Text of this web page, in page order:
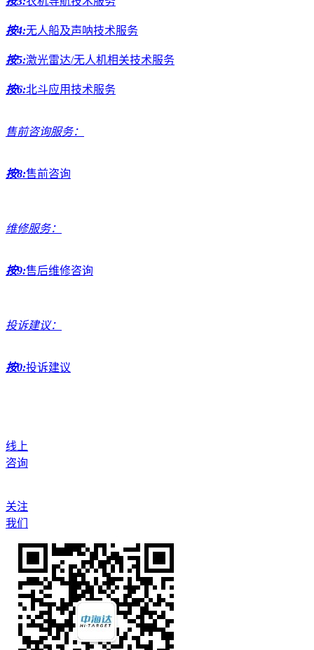
按4:无人船及声呐技术服务
按5:激光雷达/无人机相关技术服务
按6:北斗应用技术服务
售前咨询服务：
按8:售前咨询
维修服务：
按9:售后维修咨询
投诉建议：
按0:投诉建议
线上
咨询
关注
我们